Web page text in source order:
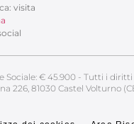
visita
Sociale: € 45.900 - Tutti i diritti
226, 81030 Castel Volturno